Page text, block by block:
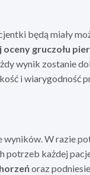
będą miały
oceny gruczołu
wynik zostanie
i wiarygodność
W razie
potrzeb każdej
oraz